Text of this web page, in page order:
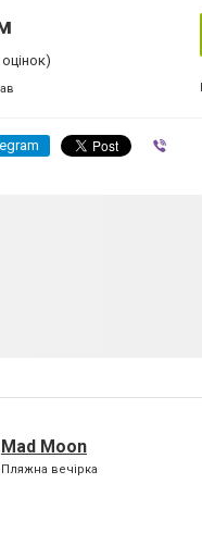
оцінок)
Mad Moon
Пляжна вечірка